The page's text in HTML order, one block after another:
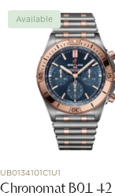
Available
UB0134101C1U1
Chronomat B01 42